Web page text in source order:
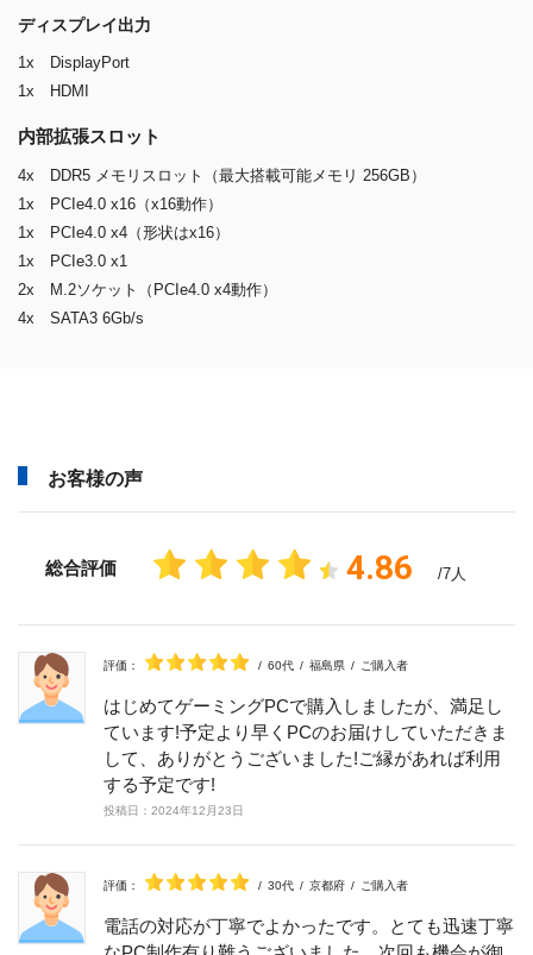
ディスプレイ出力
1x DisplayPort
1x HDMI
内部拡張スロット
4x DDR5 メモリスロット（最大搭載可能メモリ 256GB）
1x PCIe4.0 x16（x16動作）
1x PCIe4.0 x4（形状はx16）
1x PCIe3.0 x1
2x M.2ソケット（PCIe4.0 x4動作）
4x SATA3 6Gb/s
お客様の声
総合評価 4.86 /7人
評価： / 60代 / 福島県 / ご購入者
はじめてゲーミングPCで購入しましたが、満足し
ています!予定より早くPCのお届けしていただきま
して、ありがとうございました!ご縁があれば利用
する予定です!
投稿日：2024年12月23日
評価： / 30代 / 京都府 / ご購入者
電話の対応が丁寧でよかったです。とても迅速丁寧